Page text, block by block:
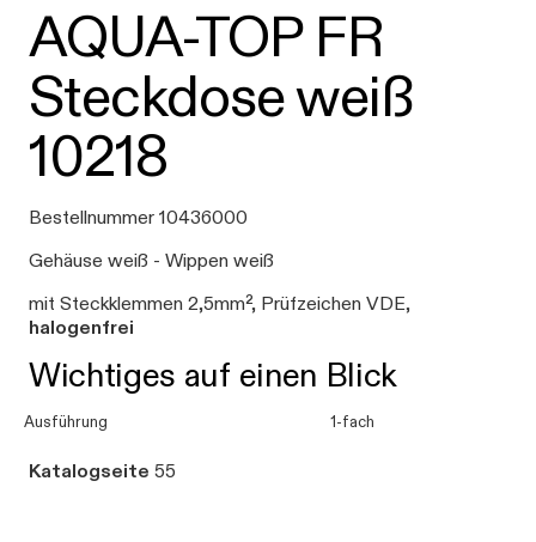
AQUA-TOP FR
Steckdose weiß
10218
Bestellnummer 10436000
Gehäuse weiß - Wippen weiß
mit Steckklemmen 2,5mm², Prüfzeichen VDE,
halogenfrei
Wichtiges auf einen Blick
Ausführung 1-fach
Katalogseite 55